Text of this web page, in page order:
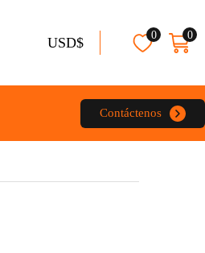
USD$ 0 0
Contáctenos